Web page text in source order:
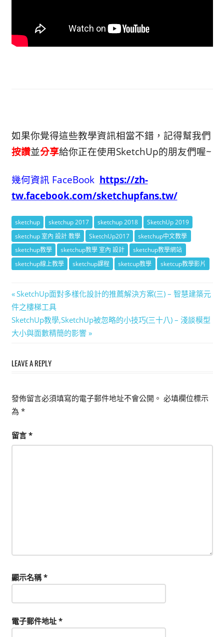
如果你覺得這些教學資訊相當不錯，記得幫我們
按讚並分享給你正在使用SketchUp的朋友們喔~
幾何資訊 FaceBook https://zh-
tw.facebook.com/sketchupfans.tw/
sketchup sketchup 2017 sketchup 2018
SketchUp 2019
sketchup 室內 設計 教學
SketchUp2017
sketchup中文教學
sketchup教學
sketchup教學 室內 設計
sketchup教學網站
sketchup線上教學
sketchup課程 sketcup教學 sketcup教學影片
文
章
導
Previous
Post:
SketchUp面對多樣化設計的推薦解決方案(三) – 智慧建築元
件之樓梯工具
Next
Post:
SketchUp教學,SketchUp被忽略的小技巧(三十八) – 淺談模型
大小與面數精簡的影響
LEAVE A REPLY
發佈留言必須填寫的電子郵件地址不會公開。 必填欄位標示
為 *
留言 *
顯示名稱*
電子郵件地址 *